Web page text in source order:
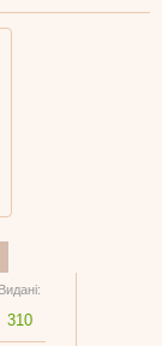
Видані:
310